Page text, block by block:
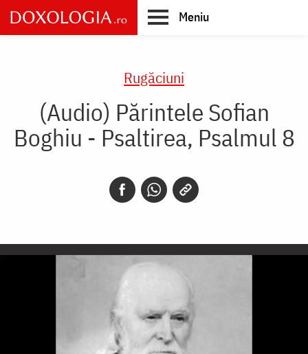
Skip
to
main
Meniu
Rugăciuni
(Audio) Părintele Sofian
Boghiu - Psaltirea, Psalmul 8